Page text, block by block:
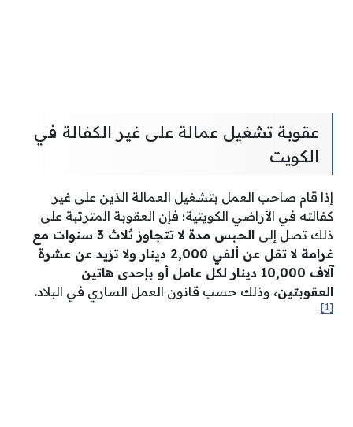
عقوبة تشغيل عمالة على غير الكفالة في
الكويت
إذا قام صاحب العمل بتشغيل العمالة الذين على غير
كفالته في الأراضي الكويتية؛ فإن العقوبة المترتبة على
ذلك تصل إلى
الحبس مدة لا تتجاوز ثلاث 3 سنوات مع
غرامة لا تقل عن ألفي 2,000 دينار ولا تزيد عن عشرة
آلاف 10,000 دينار لكل عامل أو بإحدى هاتين
العقوبتين، وذلك حسب قانون العمل الساري في البلاد.
[1]